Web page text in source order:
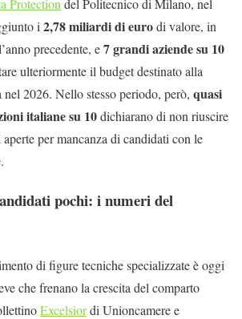
Protectiondel Politecnico di Milano, nel
i2,78 miliardi di eurodi valore, in
precedente, e7 grandi aziende su 10
ulteriormente il budget destinato alla
2026. Nello stesso periodo, però, quasi
italiane su 10dichiarano di non riuscire
per mancanza di candidati con le
pochi: i numeri del
di figure tecniche specializzate è oggi
che frenano la crescita del comparto
Excelsiordi Unioncamere e